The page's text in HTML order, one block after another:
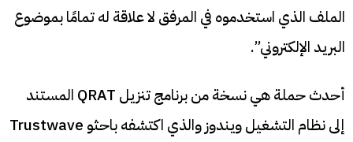
الملف الذي استخدموه في المرفق لا علاقة له تمامًا بموضوع
البريد الإلكتروني”.
أحدث حملة هي نسخة من برنامج تنزيل QRAT المستند
إلى نظام التشغيل ويندوز والذي اكتشفه باحثو Trustwave